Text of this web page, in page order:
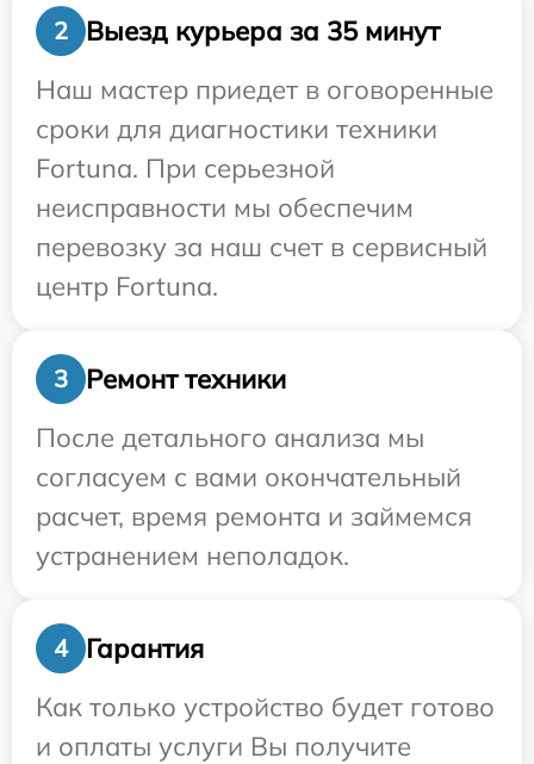
2
Выезд курьера за 35 минут
Наш мастер приедет в оговоренные
сроки для диагностики техники
Fortuna. При серьезной
неисправности мы обеспечим
перевозку за наш счет в сервисный
центр Fortuna.
3
Ремонт техники
После детального анализа мы
согласуем с вами окончательный
расчет, время ремонта и займемся
устранением неполадок.
4
Гарантия
Как только устройство будет готово
и оплаты услуги Вы получите